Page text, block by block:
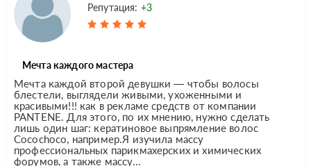
Репутация: +3
Мечта каждого мастера
Мечта каждой второй девушки — чтобы волосы
блестели, выглядели живыми, ухоженными и
красивыми!!! как в рекламе средств от компании
PANTENE. Для этого, по их мнению, нужно сделать
лишь один шаг: кератиновое выпрямление волос
Cocochoco, например.Я изучила массу
профессиональных парикмахерских и химических
форумов, а также массу...